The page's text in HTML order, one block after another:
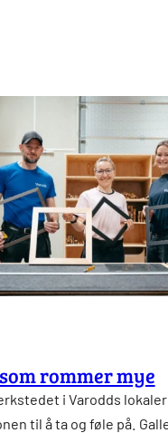
rommer mye
i Varodds
til å ta og føle på.